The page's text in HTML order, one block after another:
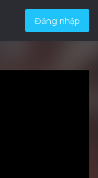
Đăng nhập